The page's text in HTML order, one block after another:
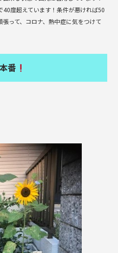
度超えています！条件が悪ければ50
って、コロナ、熱中症に気をつけて
番